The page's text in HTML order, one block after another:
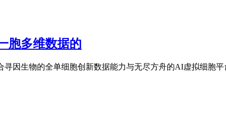
胞多维数据的
因生物的全单细胞创新数据能力与无尽方舟的AI虚拟细胞